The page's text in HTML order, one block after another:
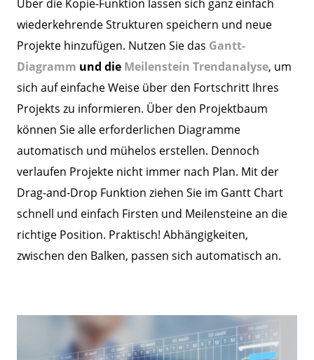
Über die Kopie-Funktion lassen sich ganz einfach
wiederkehrende Strukturen speichern und neue
Projekte hinzufügen. Nutzen Sie das Gantt-
Diagramm und die Meilenstein Trendanalyse, um
sich auf einfache Weise über den Fortschritt Ihres
Projekts zu informieren. Über den Projektbaum
können Sie alle erforderlichen Diagramme
automatisch und mühelos erstellen. Dennoch
verlaufen Projekte nicht immer nach Plan. Mit der
Drag-and-Drop Funktion ziehen Sie im Gantt Chart
schnell und einfach Firsten und Meilensteine an die
richtige Position. Praktisch! Abhängigkeiten,
zwischen den Balken, passen sich automatisch an.